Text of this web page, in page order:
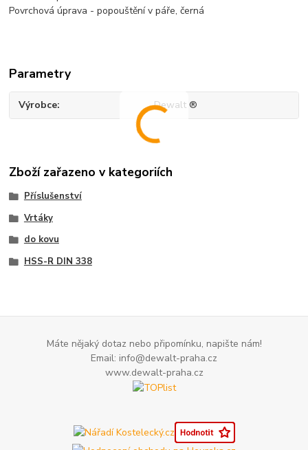
Povrchová úprava - popouštění v páře, černá
Parametry
Výrobce Dewalt ®
Zboží zařazeno v kategoriích
Příslušenství
Vrtáky
do kovu
HSS-R DIN 338
Máte nějaký dotaz nebo připomínku, napište nám!
Email: info@dewalt-praha.cz
www.dewalt-praha.cz